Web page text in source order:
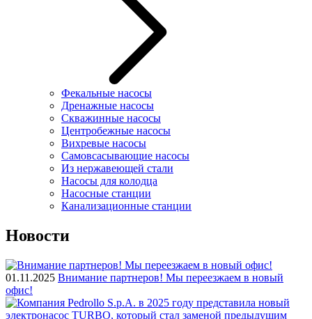
Фекальные насосы
Дренажные насосы
Скважинные насосы
Центробежные насосы
Вихревые насосы
Самовсасывающие насосы
Из нержавеющей стали
Насосы для колодца
Насосные станции
Канализационные станции
Новости
01.11.2025 Внимание партнеров! Мы переезжаем в новый
офис!